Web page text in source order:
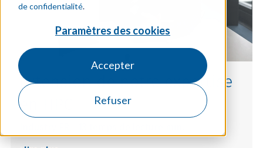
de confidentialité.
Paramètres des cookies
Accepter
Refuser
Extension de notre expertise
en HPC